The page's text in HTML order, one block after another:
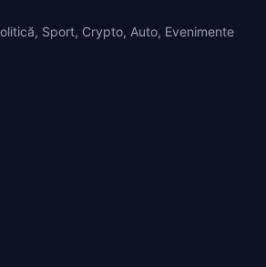
Sport, Crypto, Auto, Evenimente